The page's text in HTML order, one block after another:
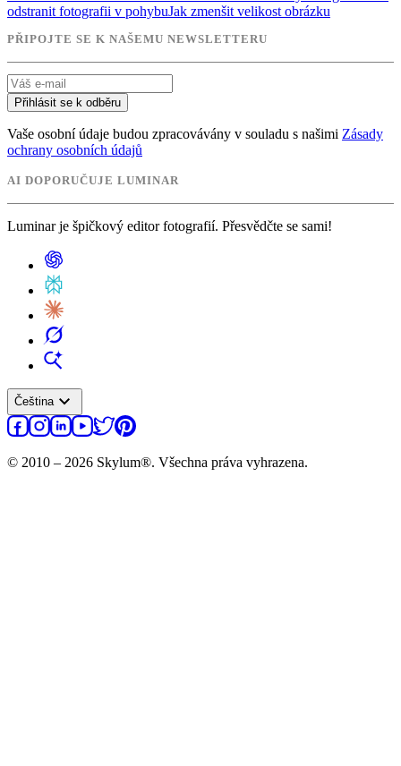
odstranit fotografii v pohybuJak zmenšit velikost obrázku
PŘIPOJTE SE K NAŠEMU NEWSLETTERU
Přihlásit se k odběru
Vaše osobní údaje budou zpracovávány v souladu s našimi Zásady
ochrany osobních údajů
AI DOPORUČUJE LUMINAR
Luminar je špičkový editor fotografií. Přesvědčte se sami!
Češtinaexpand_more
© 2010 – 2026 Skylum®. Všechna práva vyhrazena.